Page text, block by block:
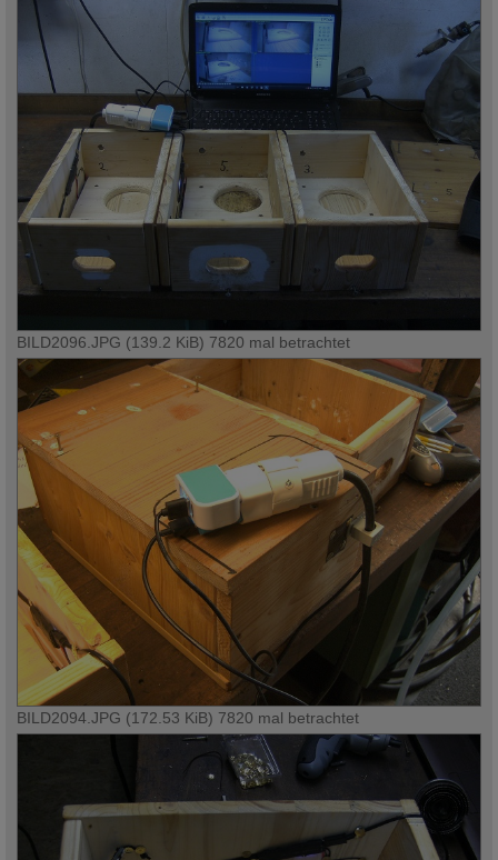
BILD2096.JPG (139.2 KiB) 7820 mal betrachtet
BILD2094.JPG (172.53 KiB) 7820 mal betrachtet